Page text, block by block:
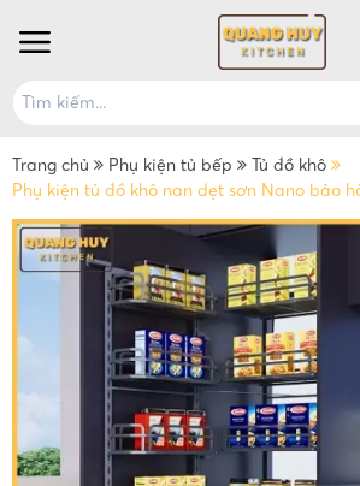
Trang chủ Phụ kiện tủ bếp
Tủ đồ khô
Phụ kiện tủ đồ khô nan dẹt sơn Nano bảo